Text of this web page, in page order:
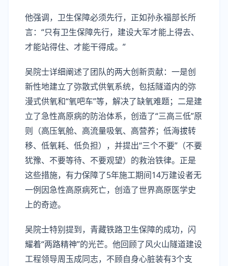
他强调，卫生保障必须先行，正如孙永福部长所
言：“只有卫生保障先行，建设大军才能上得去、
才能站得住、才能干得成。”
吴院士详细阐述了团队的两大创新贡献：一是创
新性地建立了弥散式供氧系统，包括隧道内的弥
漫式供氧和“氧吧车”等，解决了缺氧难题；二是建
立了急性高原病的防治体系，创造了“三高三低”原
则（高压氧舱、高流量吸氧、高营养；低海拔转
移、低氧耗、低负担），并提出“三个不要”（不要
犹豫、不要等待、不要观望）的救治铁律。正是
这些措施，有力保障了5年施工期间14万建设者无
一例因急性高原病死亡，创造了世界高原医学史
上的奇迹。
吴院士特别提到，青藏铁路卫生保障的成功，闪
耀着“两路精神”的光芒。他回顾了风火山隧道建设
工程领导周玉成同志，不顾自身心脏装有3个支